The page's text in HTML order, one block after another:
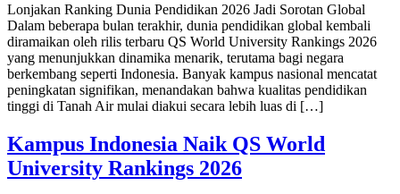
Lonjakan Ranking Dunia Pendidikan 2026 Jadi Sorotan Global
Dalam beberapa bulan terakhir, dunia pendidikan global kembali
diramaikan oleh rilis terbaru QS World University Rankings 2026
yang menunjukkan dinamika menarik, terutama bagi negara
berkembang seperti Indonesia. Banyak kampus nasional mencatat
peningkatan signifikan, menandakan bahwa kualitas pendidikan
tinggi di Tanah Air mulai diakui secara lebih luas di […]
Kampus Indonesia Naik QS World
University Rankings 2026